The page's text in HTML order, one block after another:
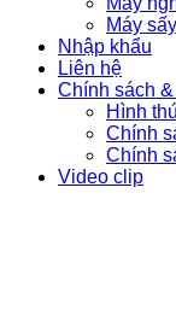
Máy
Nhập khẩu
Liên hệ
Chính sách
Hình
Chính
Chính
Video clip